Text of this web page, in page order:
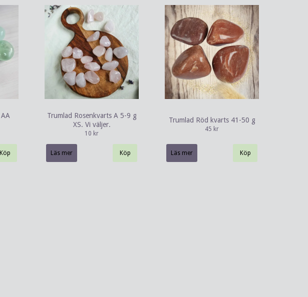
Trumlad Rosenkvarts A 5-9 g
XS. Vi väljer.
10 kr
Läs mer
Trumlad Röd kvarts 41-50 g
45 kr
Läs mer